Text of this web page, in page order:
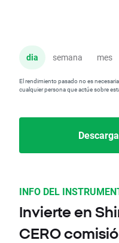
dia semana mes
El rendimiento pasado no es
cualquier persona que actúe sobre
INFO DEL
Invierte en
CERO